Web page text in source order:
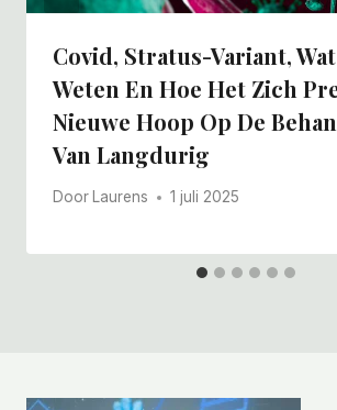
Covid, Stratus-Variant, Wat
Weten En Hoe Het Zich
Nieuwe Hoop Op De
Van Langdurig
Door Laurens 1 juli 2025